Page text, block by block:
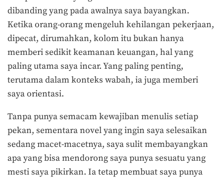
dibanding yang pada awalnya saya bayangkan.
Ketika orang-orang mengeluh kehilangan pekerjaan,
dipecat, dirumahkan, kolom itu bukan hanya
memberi sedikit keamanan keuangan, hal yang
paling utama saya incar. Yang paling penting,
terutama dalam konteks wabah, ia juga memberi
saya orientasi.
Tanpa punya semacam kewajiban menulis setiap
pekan, sementara novel yang ingin saya selesaikan
sedang macet-macetnya, saya sulit membayangkan
apa yang bisa mendorong saya punya sesuatu yang
mesti saya pikirkan. Ia tetap membuat saya punya